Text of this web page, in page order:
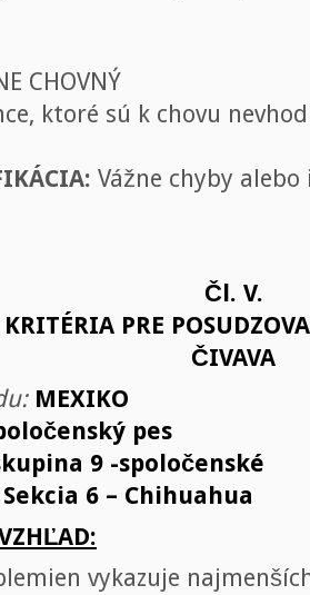
CHOVNÝ
ktoré sú k chovu
Vážne chyby
Čl. V.
KRITÉRIA PRE
ČIVAVA
MEXIKO
pes
9 -spoločenské
Sekcia 6 – Chihuahua
vykazuje